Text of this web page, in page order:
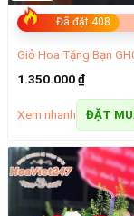
Đã đặt 408
Giỏ Hoa Tặng Bạn
1.350.000₫
Xem nhanh ĐẶT